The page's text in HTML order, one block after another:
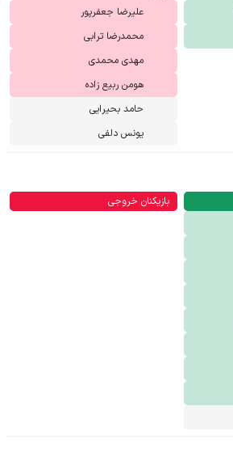
علیرضا جعفرپور
محمدرضا ترابی
مهدی محمدی
هومن ربیع زاده
حامد بحیرایی
یونس دلفی
بازیکنان خروجی